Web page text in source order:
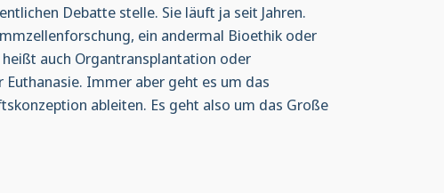
Debatte stelle. Sie läuft ja seit Jahren.
ein andermal Bioethik oder
auch Organtransplantation oder
Immer aber geht es um das
ableiten. Es geht also um das Große